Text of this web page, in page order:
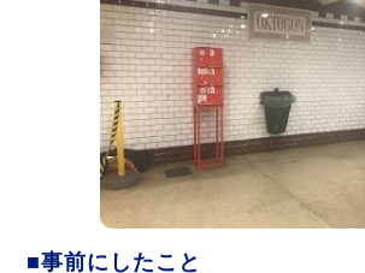
事前にしたこと